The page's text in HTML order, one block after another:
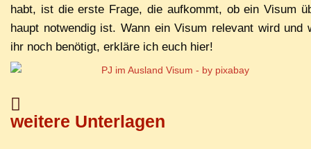
habt, ist die ers­te Fra­ge, die auf­kommt, ob ein Vi­sum
haupt not­wen­dig ist. Wann ein Vi­sum re­le­vant wird und
ihr noch be­nö­tigt, er­klä­re ich euch hier!
wei­te­re Unterlagen